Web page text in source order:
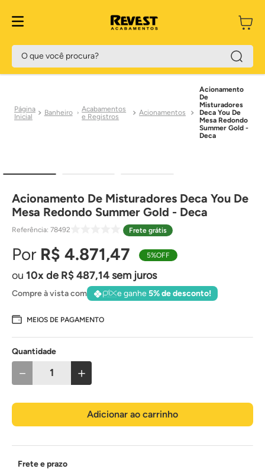
O que você procura?
Banheiro
Acabamentos
e Registros
Acionamentos
Acionamento
De
Misturadores
Deca You De
Mesa Redondo
Summer Gold -
Deca
Acionamento De Misturadores Deca You De
Mesa Redondo Summer Gold - Deca
Referência: 78492 Frete grátis
R$ 4.871,47 5%OFF
10 de R$487,14sem juros
Compre à vista com e ganhe5% de desconto!
MEIOS DE PAGAMENTO
Quantidade
＋
－
Adicionar ao carrinho